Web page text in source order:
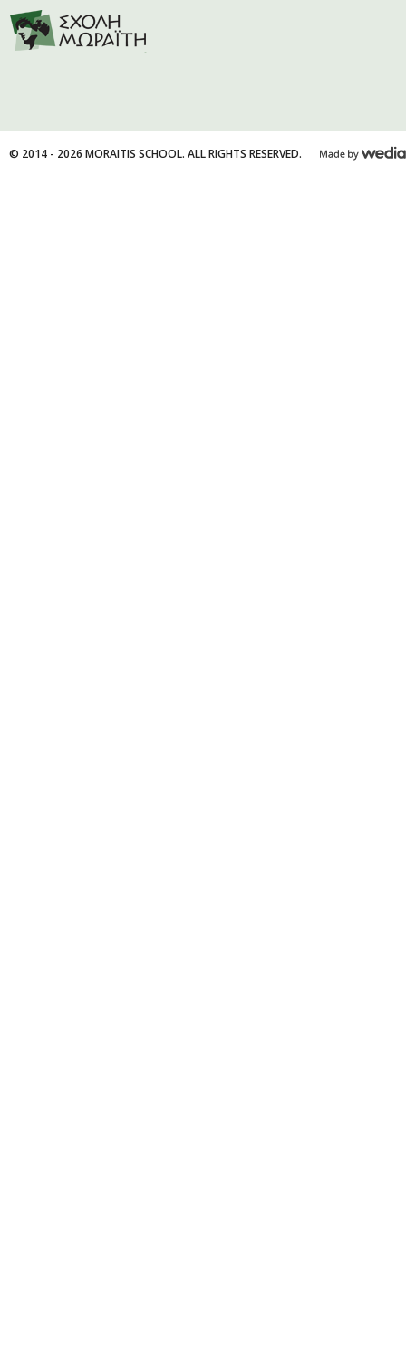
© 2014 - 2026 MORAITIS SCHOOL. ALL RIGHTS RESERVED.